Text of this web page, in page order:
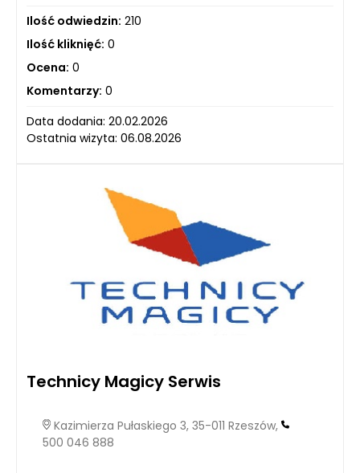
Ilość odwiedzin: 210
Ilość kliknięć: 0
Ocena: 0
Komentarzy: 0
Data dodania: 20.02.2026
Ostatnia wizyta: 06.08.2026
Technicy Magicy Serwis
Kazimierza Pułaskiego 3, 35-011 Rzeszów,
500 046 888